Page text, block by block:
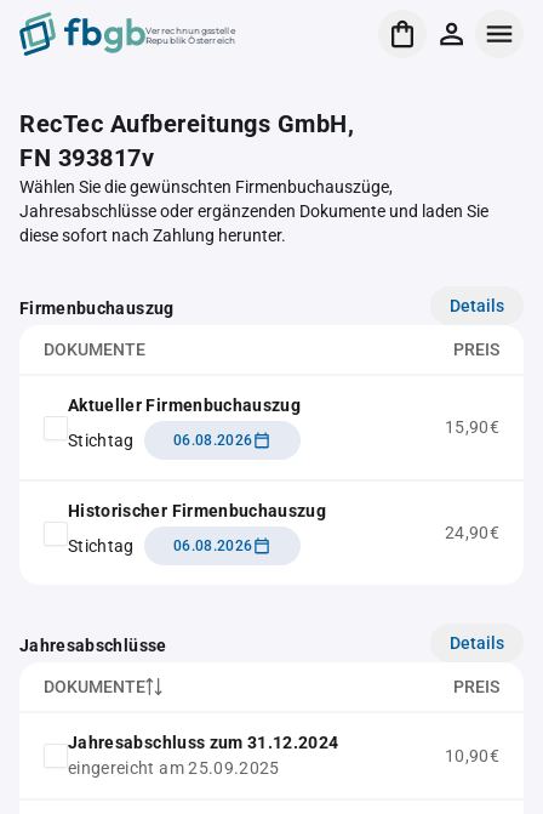
Verrechnungsstelle
Republik Österreich
RecTec Aufbereitungs GmbH,
FN 393817v
Wählen Sie die gewünschten Firmenbuchauszüge,
Jahresabschlüsse oder ergänzenden Dokumente und laden Sie
diese sofort nach Zahlung herunter.
Firmenbuchauszug Details
DOKUMENTE PREIS
Aktueller Firmenbuchauszug
Stichtag
06.08.2026
15,90€
Historischer Firmenbuchauszug
Stichtag
06.08.2026
24,90€
Jahresabschlüsse Details
DOKUMENTE PREIS
Jahresabschluss zum 31.12.2024
eingereicht am 25.09.2025
10,90€